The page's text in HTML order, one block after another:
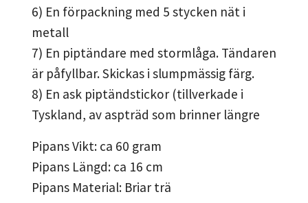
6) En förpackning med 5 stycken nät i
metall
7) En piptändare med stormlåga. Tändaren
är påfyllbar. Skickas i slumpmässig färg.
8) En ask piptändstickor (tillverkade i
Tyskland, av aspträd som brinner längre
Pipans Vikt: ca 60 gram
Pipans Längd: ca 16 cm
Pipans Material: Briar trä